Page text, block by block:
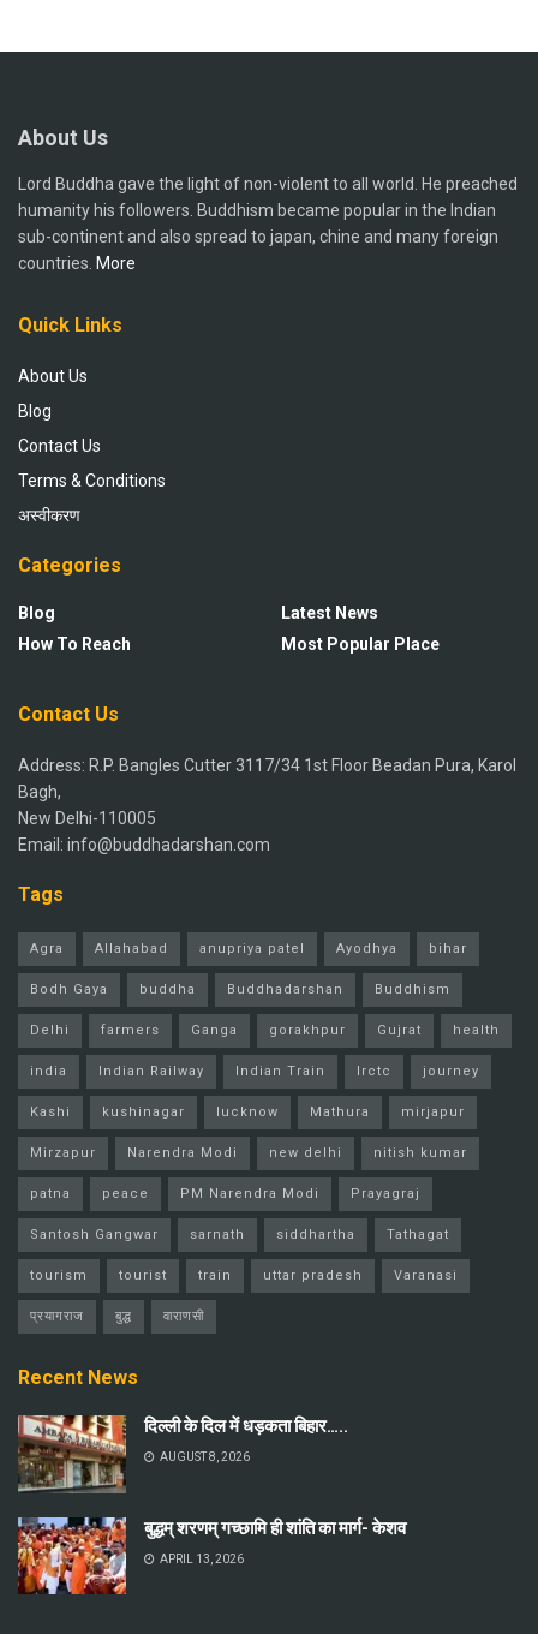
About Us
Lord Buddha gave the light of non-violent to all world. He preached
humanity his followers. Buddhism became popular in the Indian
sub-continent and also spread to japan, chine and many foreign
countries. More
Quick Links
About Us
Blog
Contact Us
Terms & Conditions
अस्वीकरण
Categories
Blog
How To Reach
Latest News
Most Popular Place
Contact Us
Address: R.P. Bangles Cutter 3117/34 1st Floor Beadan Pura, Karol
Bagh,
New Delhi-110005
Email: info@buddhadarshan.com
Tags
Agra Allahabad anupriya patel Ayodhya bihar
Bodh Gaya buddha Buddhadarshan Buddhism
Delhi farmers Ganga gorakhpur Gujrat health
india Indian Railway Indian Train Irctc journey
Kashi kushinagar lucknow Mathura mirjapur
Mirzapur Narendra Modi new delhi nitish kumar
patna peace PM Narendra Modi Prayagraj
Santosh Gangwar sarnath siddhartha Tathagat
tourism tourist train uttar pradesh Varanasi
प्रयागराज बुद्ध वाराणसी
Recent News
दिल्ली के दिल में धड़कता बिहार…..
AUGUST 8, 2026
बुद्धम् शरणम् गच्छामि ही शांति का मार्ग- केशव
APRIL 13, 2026